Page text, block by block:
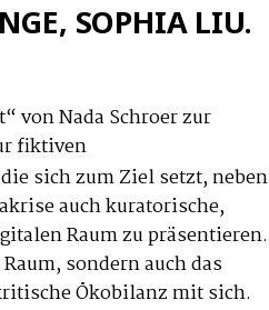
SOPHIA LIU.
von Nada Schroer zur
fiktiven
sich zum Ziel setzt, neben
auch kuratorische,
Raum zu präsentieren.
sondern auch das
Ökobilanz mit sich.